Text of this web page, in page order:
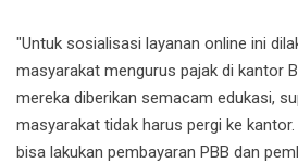
"Untuk sosialisasi layanan online ini
masyarakat mengurus pajak di kantor
mereka diberikan semacam edukasi,
masyarakat tidak harus pergi ke
bisa lakukan pembayaran PBB dan